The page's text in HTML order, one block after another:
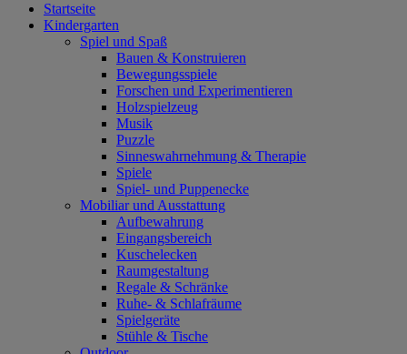
Startseite
Kindergarten
Spiel und Spaß
Bauen & Konstruieren
Bewegungsspiele
Forschen und Experimentieren
Holzspielzeug
Musik
Puzzle
Sinneswahrnehmung & Therapie
Spiele
Spiel- und Puppenecke
Mobiliar und Ausstattung
Aufbewahrung
Eingangsbereich
Kuschelecken
Raumgestaltung
Regale & Schränke
Ruhe- & Schlafräume
Spielgeräte
Stühle & Tische